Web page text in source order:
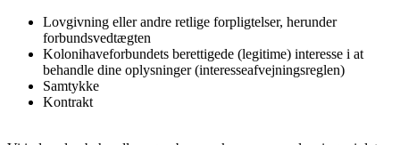
Lovgivning eller andre retlige forpligtelser, herunder
forbundsvedtægten
Kolonihaveforbundets berettigede (legitime) interesse i at
behandle dine oplysninger (interesseafvejningsreglen)
Samtykke
Kontrakt